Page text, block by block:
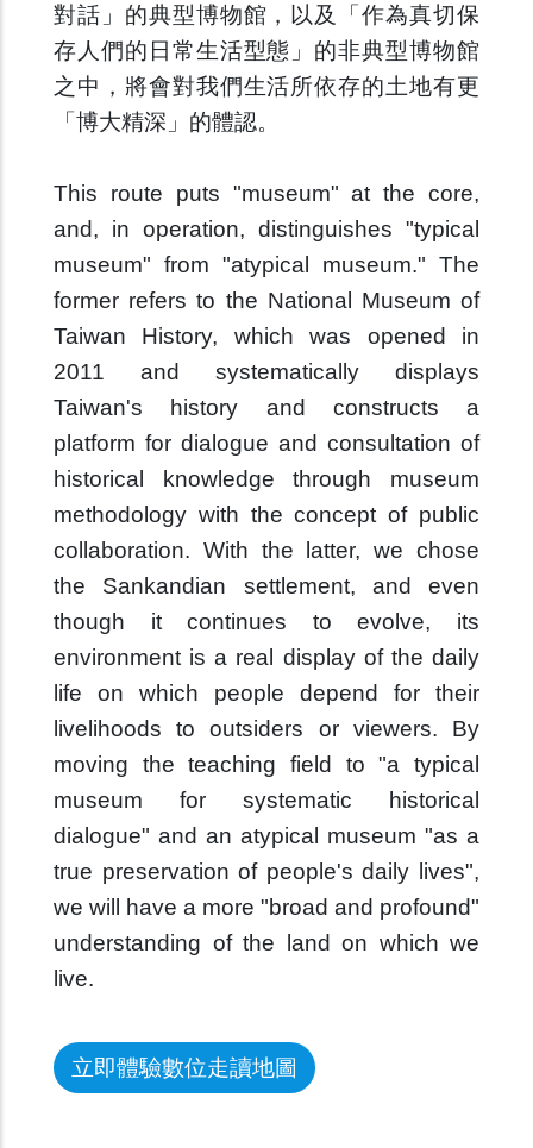
對話」的典型博物館，以及「作為真切保
存人們的日常生活型態」的非典型博物館
之中，將會對我們生活所依存的土地有更
「博大精深」的體認。
This route puts "museum" at the core,
and, in operation, distinguishes "typical
museum" from "atypical museum." The
former refers to the National Museum of
Taiwan History, which was opened in
2011 and systematically displays
Taiwan's history and constructs a
platform for dialogue and consultation of
historical knowledge through museum
methodology with the concept of public
collaboration. With the latter, we chose
the Sankandian settlement, and even
though it continues to evolve, its
environment is a real display of the daily
life on which people depend for their
livelihoods to outsiders or viewers. By
moving the teaching field to "a typical
museum for systematic historical
dialogue" and an atypical museum "as a
true preservation of people's daily lives",
we will have a more "broad and profound"
understanding of the land on which we
live.
立即體驗數位走讀地圖